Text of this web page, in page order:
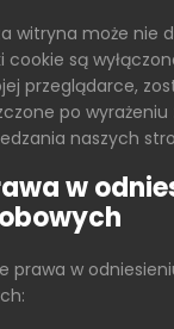
witryna może nie
cookie są
przeglądarce,
po wyrażeniu
naszych
w
prawa w